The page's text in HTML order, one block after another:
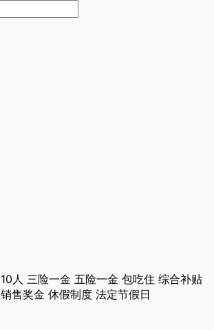
10人 三险一金 五险一金 包吃住 综合补贴
销售奖金 休假制度 法定节假日